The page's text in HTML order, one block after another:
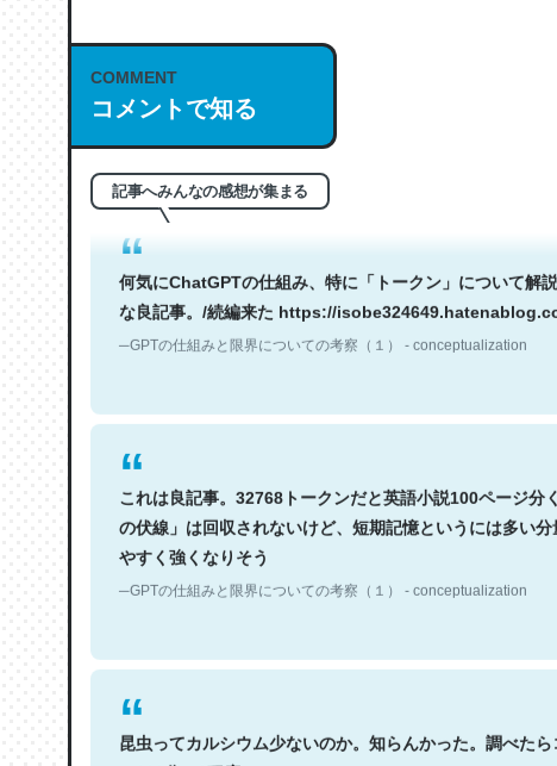
COMMENT
コメントで知る
記事へみんなの感想が集まる
だけど、英語だと読んでない人多いよね。この手の記事に
やすい解説なので続編にも期待。
─GPTの仕組みと限界についての考察（１） - conceptualization
何気にChatGPTの仕組み、特に「トークン」について解
な良記事。/続編来た https://
─GPTの仕組みと限界についての考察（１） - conceptualization
これは良記事。32768トークンだと英語小説100ページ分
の伏線」は回収されないけど、短期記憶というには多い分
やすく強くなりそう
─GPTの仕組みと限界についての考察（１） - conceptualization
昆虫ってカルシウム少ないのか。知らんかった。調べたら
の600分の1程度。